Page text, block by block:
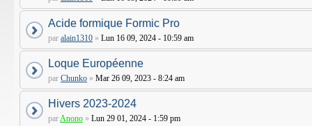
Acide formique Formic Pro
par alain1310 » Lun 16 09, 2024 - 10:59 am
Loque Européenne
par Chunko » Mar 26 09, 2023 - 8:24 am
Hivers 2023-2024
parAnono » Lun 29 01, 2024 - 1:59 pm